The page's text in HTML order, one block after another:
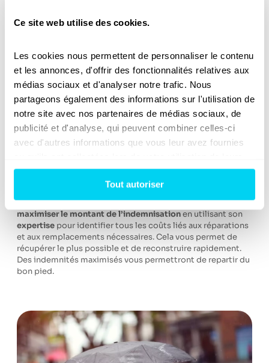
Ce site web utilise des cookies.
Les cookies nous permettent de personnaliser le contenu
et les annonces, d'offrir des fonctionnalités relatives aux
médias sociaux et d'analyser notre trafic. Nous
partageons également des informations sur l'utilisation de
notre site avec nos partenaires de médias sociaux, de
publicité et d'analyse, qui peuvent combiner celles-ci
avec d'autres informations que vous leur avez fournies
services.
Tout autoriser
impératif d’éviter un conflit d’assurance
la meilleure solution. Il joue un rôle clé en fournissant une
évaluation indépendante et objective
risques de litige inutile. Tel unavocat en assurance, il peut
également aider àrésoudrerapidement les différends
peuvent surgir au cours duprocessus d’indemnisation.
4.Maximisation de l’indemnisation
La tempête Ciaran a pu causer desdétériorations
maison appartement
mais cela ne signifie pas que vous devez vous contenter
d’une indemnisation minimale. Un contre-expert travaille à
maximiser le montant de l’indemnisationen utilisant son
expertise pour identifier tous les coûts liés aux réparations
et aux remplacements nécessaires. Cela vous permet de
récupérer le plus possible et de reconstruire rapidement.
Des indemnités maximisés vous permettront de repartir du
bon pied.